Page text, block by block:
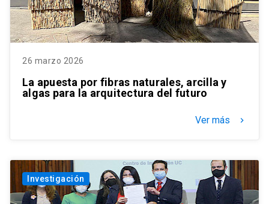
26 marzo 2026
La apuesta por fibras naturales, arcilla y
algas para la arquitectura del futuro
Ver más keyboard_arrow_right
Investigación